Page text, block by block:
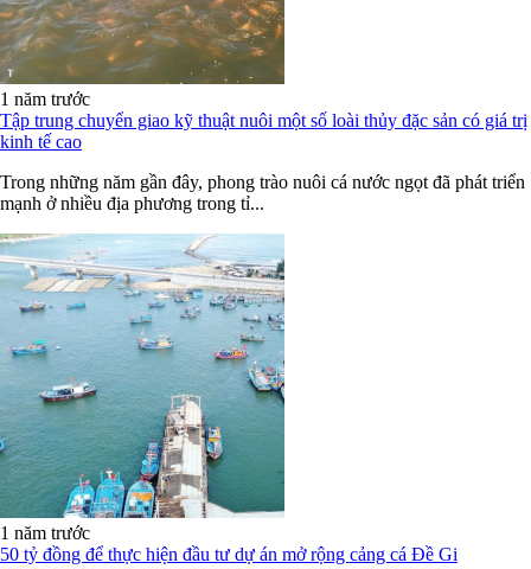
1 năm trước
Tập trung chuyển giao kỹ thuật nuôi một số loài thủy đặc sản có giá trị
kinh tế cao
Trong những năm gần đây, phong trào nuôi cá nước ngọt đã phát triển
mạnh ở nhiều địa phương trong tỉ...
1 năm trước
50 tỷ đồng để thực hiện đầu tư dự án mở rộng cảng cá Đề Gi